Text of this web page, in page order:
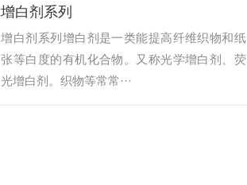
增白剂系列
增白剂系列增白剂是一类能提高纤维织物和纸
张等白度的有机化合物。又称光学增白剂、荧
光增白剂。织物等常常···